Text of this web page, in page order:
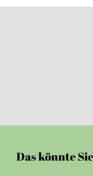
Das könnte